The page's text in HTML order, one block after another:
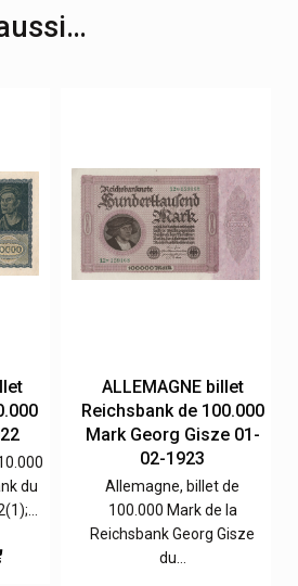
du
ALLEMAGNE billet
Reichsbank de 100.000
Mark Georg Gisze 01-
02-1923
Allemagne, billet de
100.000 Mark de la
Reichsbank Georg Gisze
du…